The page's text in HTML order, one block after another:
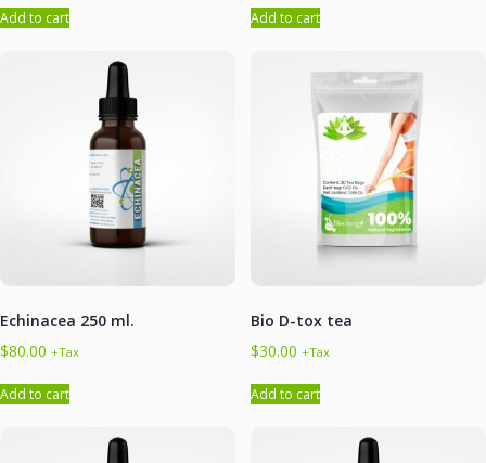
Add to cart Add to cart
Echinacea 250 ml.
$80.00 +Tax
Add to cart
Bio D-tox tea
$30.00 +Tax
Add to cart